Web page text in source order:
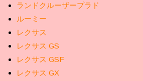
ランドクルーザープラド
ルーミー
レクサス
レクサス GS
レクサス GSF
レクサス GX